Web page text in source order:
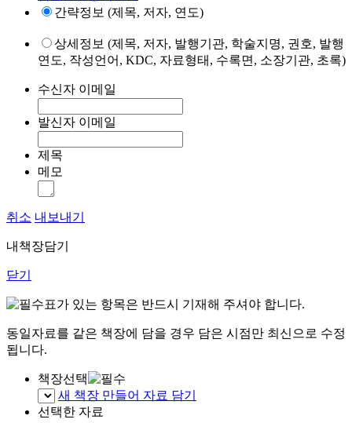
간략정보 (제목, 저자, 연도)
상세정보 (제목, 저자, 발행기관, 학술지명, 권호, 발행
연도, 작성언어, KDC, 자료형태, 수록면, 소장기관, 초록)
수신자 이메일
발신자 이메일
제목
메모
취소 내보내기
내책장담기
닫기
표가 있는 항목은 반드시 기재해 주셔야 합니다.
동일자료를 같은 책장에 담을 경우 담은 시점만 최신으로 수정
됩니다.
책장선택
새 책장 만들어 자료 담기
선택한 자료